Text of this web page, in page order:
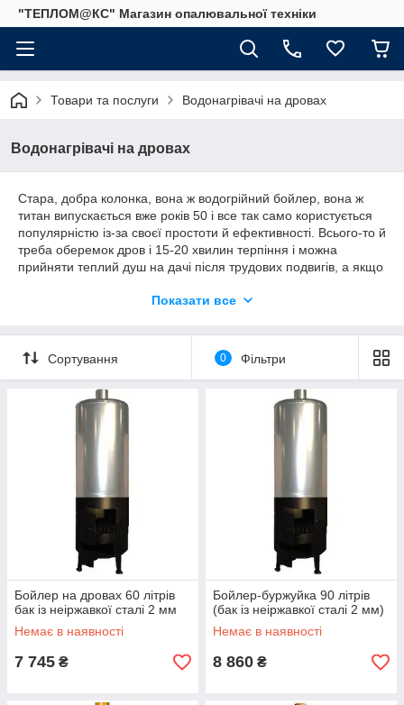
"ТЕПЛОМ@КС" Магазин опалювальної техніки
Товари та послуги Водонагрівачі на дровах
Водонагрівачі на дровах
Стара, добра колонка, вона ж водогрійний бойлер, вона ж
титан випускається вже років 50 і все так само користується
популярністю із-за своєї простоти й ефективності. Всього-то й
треба оберемок дров і 15-20 хвилин терпіння і можна
прийняти теплий душ на дачі після трудових подвигів, а якщо
дачі, але і нормально помитися і всій сім'ї з 4 чоловік. А
або з водопроводу, а якщо його немає (що найімовірніше), то
з будь-якої ємності (типу пластмасової бочки літрів на 200),
яку досить розташувати вище колонки всього на 20 см, і
цього тиску вже буде достатньо, щоб мати повноцінний
гарячий душ на дачі незалежно від погоди і пори року.
Показати все
Сортування 0 Фільтри
Бойлер на дровах 60 літрів
бак із неіржавкої сталі 2 мм
Немає в наявності
7 745 ₴
Бойлер-буржуйка 90 літрів
(бак із неіржавкої сталі 2 мм)
Немає в наявності
8 860 ₴